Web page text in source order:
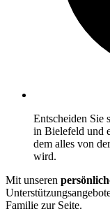
Entscheiden Sie
in Bielefeld und
dem alles von
wird.
Mit unseren
Familie zur Seite.